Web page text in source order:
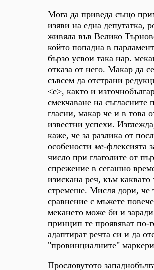
Мога да приведа също
изяви на една депутатка,
живяла във Велико
който попадна в
бързо усвои така нар.
отказа от него. Макар да
съвсем да отстрани
<е>, както и
смекчаване на съгласните
гласни, макар че и в това
известни успехи.
каже, че за разлика от
особености ме-флексията
число при глаголите от
спрежение в сегашно
изискана реч, към каквато
стремеше. Мисля дори, че
сравнение с мъжете
мекането може би и
принцип те проявяват по-
адаптират речта си и да
"провинциалните"
Прословутото